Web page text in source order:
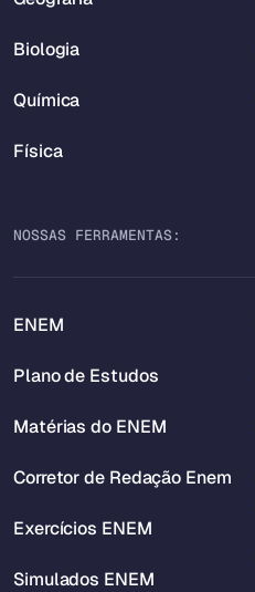
Biologia
Química
Física
NOSSAS FERRAMENTAS:
ENEM
Plano de Estudos
Matérias do ENEM
Corretor de Redação Enem
Exercícios ENEM
Simulados ENEM